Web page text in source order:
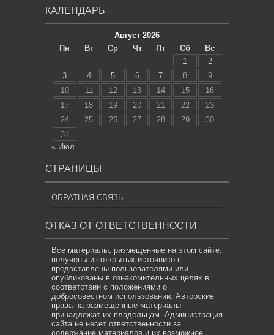
КАЛЕНДАРЬ
Август 2026
Пн
Вт Ср Чт Пт Сб
Вс
1
2
3
4 5 6 7 8
9
10
11 12 13 14 15
16
17
18 19 20 21 22
23
24
25 26 27 28 29
30
31
« Июл
СТРАНИЦЫ
ОБРАТНАЯ СВЯЗЬ
ОТКАЗ ОТ ОТВЕТСТВЕННОСТИ
Все материалы, размещенные на этом сайте,
получены из открытых источников,
предоставлены пользователями или
опубликованы в ознакомительных целях в
соответствии с положениями о
добросовестном использовании. Авторские
права на размещенные материалы
принадлежат их владельцам. Администрация
сайта не несет ответственности за
содержание материалов и их возможное